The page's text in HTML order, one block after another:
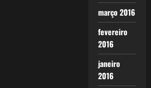
março 2016
fevereiro
2016
janeiro
2016